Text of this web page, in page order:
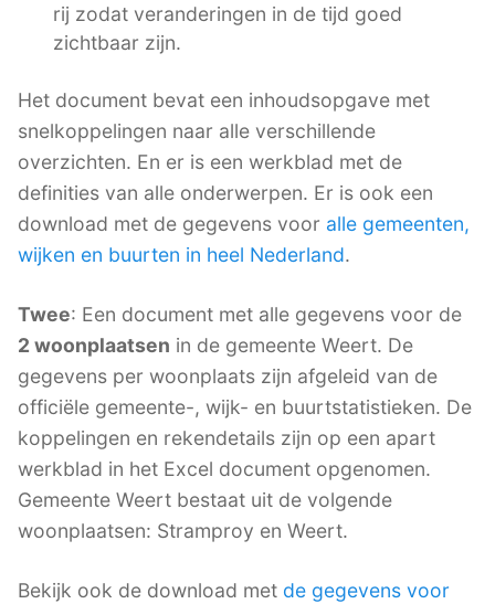
rij zodat veranderingen in de tijd goed
zichtbaar zijn.
Het document bevat een inhoudsopgave met
snelkoppelingen naar alle verschillende
overzichten. En er is een werkblad met de
definities van alle onderwerpen. Er is ook een
download met de gegevens voor alle gemeenten,
wijken en buurten in heel Nederland.
Twee: Een document met alle gegevens voor de
2 woonplaatsen in de gemeente Weert. De
gegevens per woonplaats zijn afgeleid van de
officiële gemeente-, wijk- en buurtstatistieken. De
koppelingen en rekendetails zijn op een apart
werkblad in het Excel document opgenomen.
Gemeente Weert bestaat uit de volgende
woonplaatsen: Stramproy en Weert.
Bekijk ook de download met de gegevens voor